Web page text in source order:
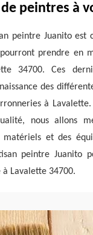
peintres à
peintre Juanito est
prendre en
34700. Ces
des
à
nous allons
et des
peintre Juanito
Lavalette 34700.